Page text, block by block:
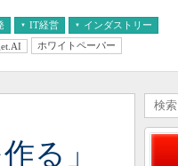
IT経営 インダストリー
ホワイトペーパー
る」